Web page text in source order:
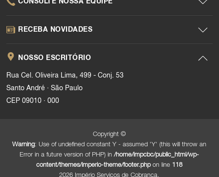
RECEBA NOVIDADES
NOSSO ESCRITÓRIO
Rua Cel. Oliveira Lima, 499 - Conj. 53
Santo André
São Paulo
CEP 09010
000
Copyright ©
Warning: Use of undefined constant Y - assumed 'Y' (this will throw an
Error in a future version of PHP) in/home/impcbc/public_html/wp-
content/themes/imperio-theme/footer.phpon line 118
2026 Império Serviços de Cobrança.